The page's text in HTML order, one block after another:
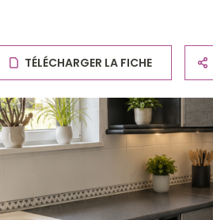
TÉLÉCHARGER LA FICHE